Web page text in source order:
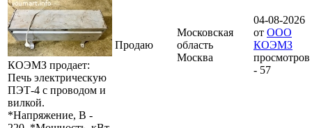
КОЭМЗ продает:
Печь электрическую
ПЭТ-4 с проводом и
вилкой.
*Напряжение, В -
Продаю
Московская
область
Москва
04-08-2026
от ООО
КОЭМЗ
просмотров
- 57